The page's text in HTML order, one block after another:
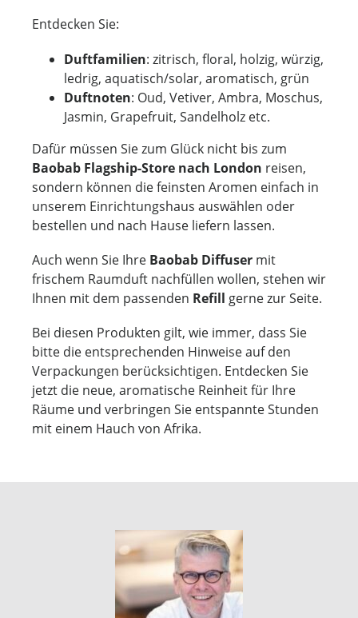
Entdecken Sie:
Duftfamilien: zitrisch, floral, holzig, würzig,
ledrig, aquatisch/solar, aromatisch, grün
Duftnoten: Oud, Vetiver, Ambra, Moschus,
Jasmin, Grapefruit, Sandelholz etc.
Dafür müssen Sie zum Glück nicht bis zum
Baobab Flagship-Store nach London reisen,
sondern können die feinsten Aromen einfach in
unserem Einrichtungshaus auswählen oder
bestellen und nach Hause liefern lassen.
Auch wenn Sie Ihre Baobab Diffuser mit
frischem Raumduft nachfüllen wollen, stehen wir
Ihnen mit dem passenden Refill gerne zur Seite.
Bei diesen Produkten gilt, wie immer, dass Sie
bitte die entsprechenden Hinweise auf den
Verpackungen berücksichtigen. Entdecken Sie
jetzt die neue, aromatische Reinheit für Ihre
Räume und verbringen Sie entspannte Stunden
mit einem Hauch von Afrika.